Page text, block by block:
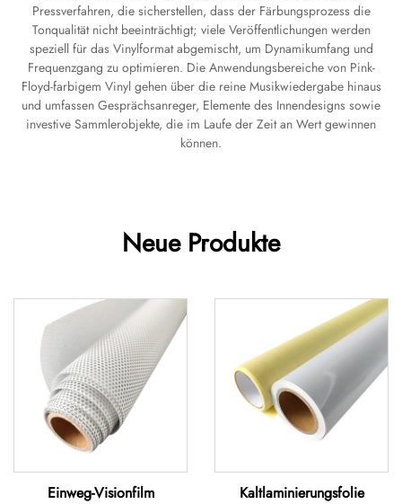
Pressverfahren, die sicherstellen, dass der Färbungsprozess die
Tonqualität nicht beeinträchtigt; viele Veröffentlichungen werden
speziell für das Vinylformat abgemischt, um Dynamikumfang und
Frequenzgang zu optimieren. Die Anwendungsbereiche von Pink-
Floyd-farbigem Vinyl gehen über die reine Musikwiedergabe hinaus
und umfassen Gesprächsanreger, Elemente des Innendesigns sowie
investive Sammlerobjekte, die im Laufe der Zeit an Wert gewinnen
können.
Neue Produkte
Einweg-Visionfilm Kaltlaminierungsfolie